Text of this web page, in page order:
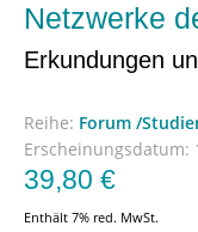
Netzwerke
Erkundungen
Reihe: Forum /
Erscheinungsdatum:
39,80 €
Enthält 7% red. MwSt.